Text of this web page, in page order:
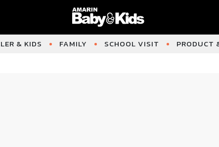
& KIDS FAMILY SCHOOL VISIT PRODUCT